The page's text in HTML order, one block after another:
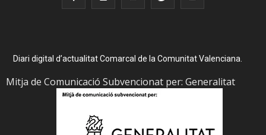
Diari digital d’actualitat Comarcal de la Comunitat Valenciana.
Mitja de Comunicació Subvencionat per: Generalitat